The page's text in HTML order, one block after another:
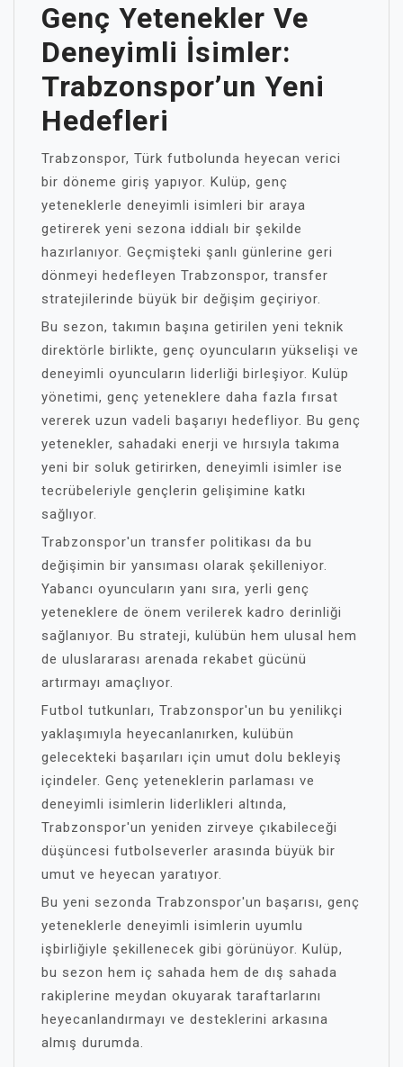
Genç Yetenekler Ve
Deneyimli İsimler:
Trabzonspor’un Yeni
Hedefleri
Trabzonspor, Türk futbolunda heyecan verici
bir döneme giriş yapıyor. Kulüp, genç
yeteneklerle deneyimli isimleri bir araya
getirerek yeni sezona iddialı bir şekilde
hazırlanıyor. Geçmişteki şanlı günlerine geri
dönmeyi hedefleyen Trabzonspor, transfer
stratejilerinde büyük bir değişim geçiriyor.
Bu sezon, takımın başına getirilen yeni teknik
direktörle birlikte, genç oyuncuların yükselişi ve
deneyimli oyuncuların liderliği birleşiyor. Kulüp
yönetimi, genç yeteneklere daha fazla fırsat
vererek uzun vadeli başarıyı hedefliyor. Bu genç
yetenekler, sahadaki enerji ve hırsıyla takıma
yeni bir soluk getirirken, deneyimli isimler ise
tecrübeleriyle gençlerin gelişimine katkı
sağlıyor.
Trabzonspor'un transfer politikası da bu
değişimin bir yansıması olarak şekilleniyor.
Yabancı oyuncuların yanı sıra, yerli genç
yeteneklere de önem verilerek kadro derinliği
sağlanıyor. Bu strateji, kulübün hem ulusal hem
de uluslararası arenada rekabet gücünü
artırmayı amaçlıyor.
Futbol tutkunları, Trabzonspor'un bu yenilikçi
yaklaşımıyla heyecanlanırken, kulübün
gelecekteki başarıları için umut dolu bekleyiş
içindeler. Genç yeteneklerin parlaması ve
deneyimli isimlerin liderlikleri altında,
Trabzonspor'un yeniden zirveye çıkabileceği
düşüncesi futbolseverler arasında büyük bir
umut ve heyecan yaratıyor.
Bu yeni sezonda Trabzonspor'un başarısı, genç
yeteneklerle deneyimli isimlerin uyumlu
işbirliğiyle şekillenecek gibi görünüyor. Kulüp,
bu sezon hem iç sahada hem de dış sahada
rakiplerine meydan okuyarak taraftarlarını
heyecanlandırmayı ve desteklerini arkasına
almış durumda.